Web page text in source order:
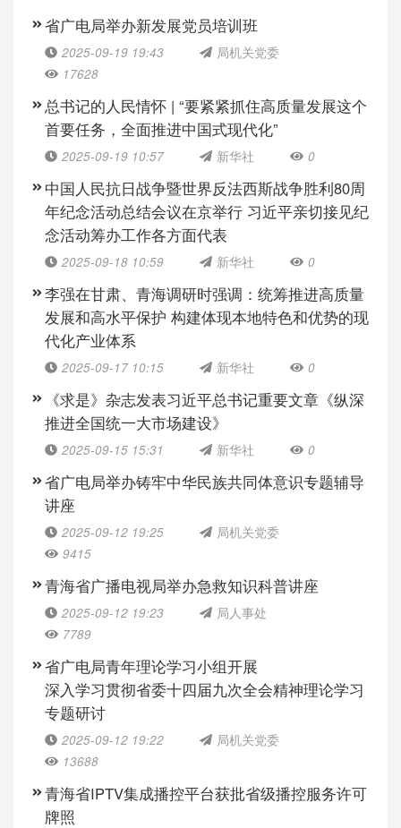
省广电局举办新发展党员培训班
2025-09-19 19:43
局机关党委
17628
总书记的人民情怀 | “要紧紧抓住高质量发展这个
首要任务，全面推进中国式现代化”
2025-09-19 10:57 新华社 0
中国人民抗日战争暨世界反法西斯战争胜利80周
年纪念活动总结会议在京举行 习近平亲切接见纪
念活动筹办工作各方面代表
2025-09-18 10:59 新华社 0
李强在甘肃、青海调研时强调：统筹推进高质量
发展和高水平保护 构建体现本地特色和优势的现
代化产业体系
2025-09-17 10:15 新华社 0
《求是》杂志发表习近平总书记重要文章《纵深
推进全国统一大市场建设》
2025-09-15 15:31 新华社 0
省广电局举办铸牢中华民族共同体意识专题辅导
讲座
2025-09-12 19:25
局机关党委
9415
青海省广播电视局举办急救知识科普讲座
2025-09-12 19:23
局人事处
7789
省广电局青年理论学习小组开展
深入学习贯彻省委十四届九次全会精神理论学习
专题研讨
2025-09-12 19:22
局机关党委
13688
青海省IPTV集成播控平台获批省级播控服务许可
牌照